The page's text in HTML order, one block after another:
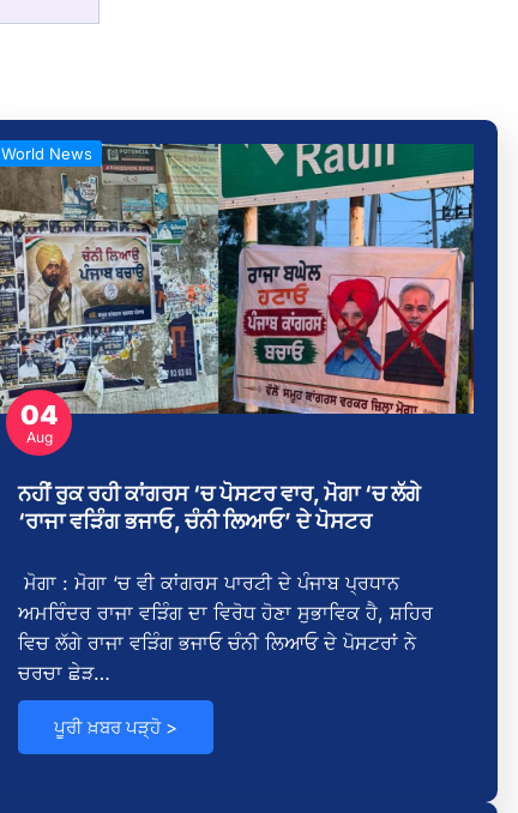
04
Aug
World News
ਨਹੀਂ ਰੁਕ ਰਹੀ ਕਾਂਗਰਸ ‘ਚ ਪੋਸਟਰ ਵਾਰ, ਮੋਗਾ ‘ਚ ਲੱਗੇ
‘ਰਾਜਾ ਵੜਿੰਗ ਭਜਾਓ, ਚੰਨੀ ਲਿਆਓ’ ਦੇ ਪੋਸਟਰ
ਮੋਗਾ : ਮੋਗਾ ‘ਚ ਵੀ ਕਾਂਗਰਸ ਪਾਰਟੀ ਦੇ ਪੰਜਾਬ ਪ੍ਰਧਾਨ
ਅਮਰਿੰਦਰ ਰਾਜਾ ਵੜਿੰਗ ਦਾ ਵਿਰੋਧ ਹੋਣਾ ਸੁਭਾਵਿਕ ਹੈ, ਸ਼ਹਿਰ
ਵਿਚ ਲੱਗੇ ਰਾਜਾ ਵੜਿੰਗ ਭਜਾਓ ਚੰਨੀ ਲਿਆਓ ਦੇ ਪੋਸਟਰਾਂ ਨੇ
ਚਰਚਾ ਛੇੜ…
ਪੂਰੀ ਖ਼ਬਰ ਪੜ੍ਹੋ >